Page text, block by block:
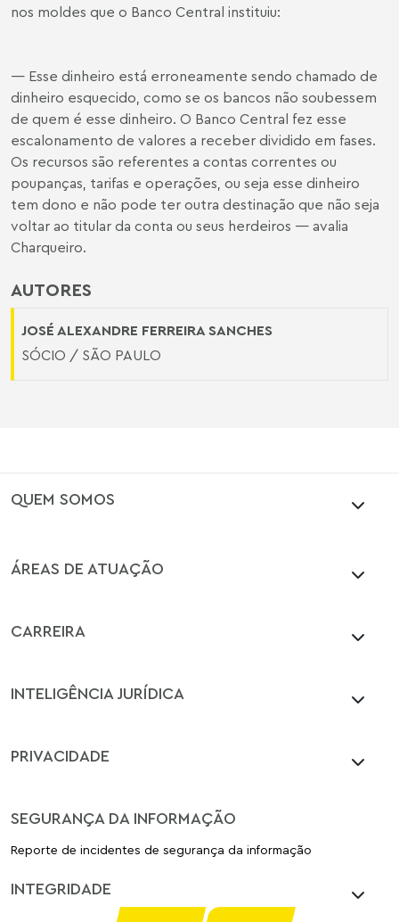
AUTORES
JOSÉ ALEXANDRE FERREIRA SANCHES
SÓCIO / SÃO PAULO
nos moldes que o Banco Central instituiu:
— Esse dinheiro está erroneamente sendo chamado de
dinheiro esquecido, como se os bancos não soubessem
de quem é esse dinheiro. O Banco Central fez esse
escalonamento de valores a receber dividido em fases.
Os recursos são referentes a contas correntes ou
poupanças, tarifas e operações, ou seja esse dinheiro
tem dono e não pode ter outra destinação que não seja
voltar ao titular da conta ou seus herdeiros — avalia
Charqueiro.
QUEM SOMOS
ÁREAS DE ATUAÇÃO
CARREIRA
INTELIGÊNCIA JURÍDICA
PRIVACIDADE
SEGURANÇA DA INFORMAÇÃO
Reporte de incidentes de segurança da informação
INTEGRIDADE